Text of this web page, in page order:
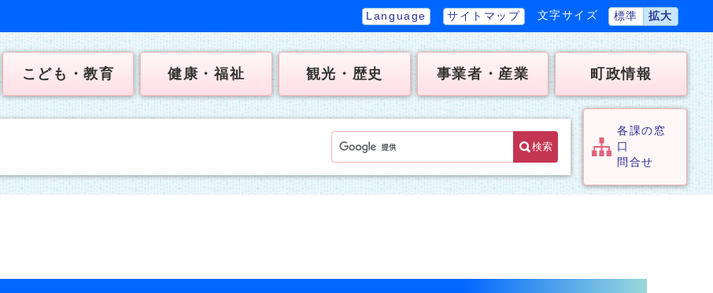
Language サイトマップ 文字サイズ 標準 拡大
こども・教育 健康・福祉 観光・歴史 事業者・産業 町政情報
検索
各課の窓
口
問合せ